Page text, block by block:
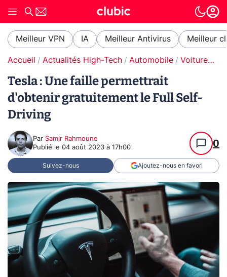
Meilleur VPN IA Meilleur Antivirus Meilleur
Accueil Actualités High-Tech Automobile Voitures électriques
Tesla : Une faille permettrait
d'obtenir gratuitement le Full Self-
Driving
Par Samir Rahmoune
Publié le 04 août 2023 à 17h00 0
Suivez-nous Ajoutez-nous en favori